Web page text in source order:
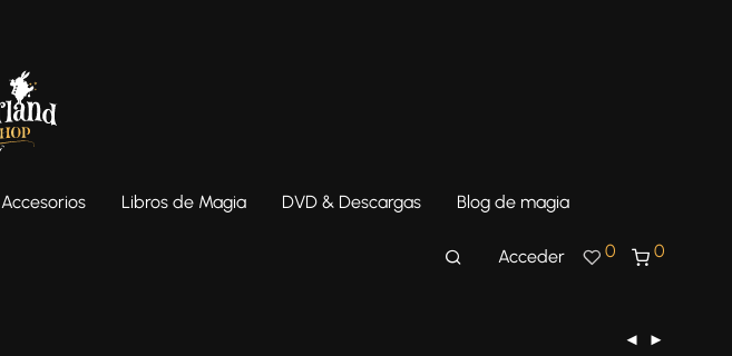
Accesorios Libros de Magia DVD & Descargas Blog de magia
Acceder 0 0